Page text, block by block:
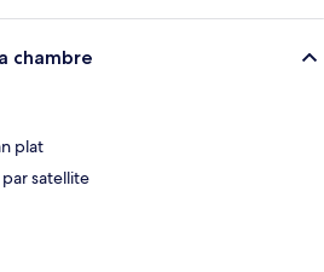
chambre
plat
par satellite